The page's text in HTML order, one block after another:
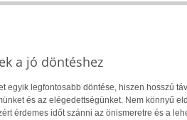
a jó döntéshez
egyik legfontosabb döntése, hiszen hosszú
és az elégedettségünket. Nem könnyű
érdemes időt szánni az önismeretre és a